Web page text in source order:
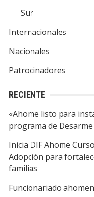
Sur
Internacionales
Nacionales
Patrocinadores
RECIENTE
«Ahome listo para
programa de
Inicia DIF Ahome
Adopción para
familias
Funcionariado